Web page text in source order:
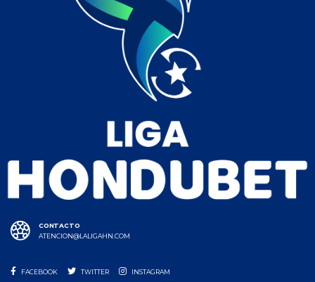
CONTACTO
ATENCION@LALIGAHN.COM
FACEBOOK TWITTER INSTAGRAM